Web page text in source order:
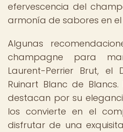
efervescencia del
armonía de sabores en
Algunas
champagne para
Laurent-Perrier Brut, el
Ruinart Blanc de
destacan por su
los convierte en el
disfrutar de una